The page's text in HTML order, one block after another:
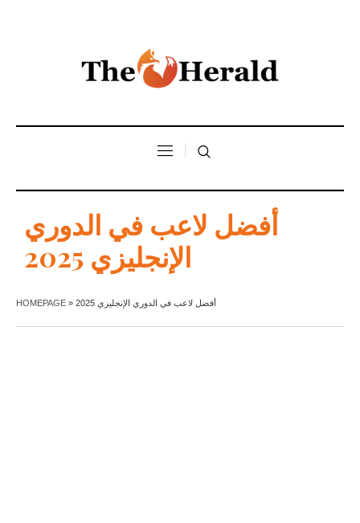
أفضل لاعب في الدوري
الإنجليزي 2025
HOMEPAGE » أفضل لاعب في الدوري الإنجليزي 2025